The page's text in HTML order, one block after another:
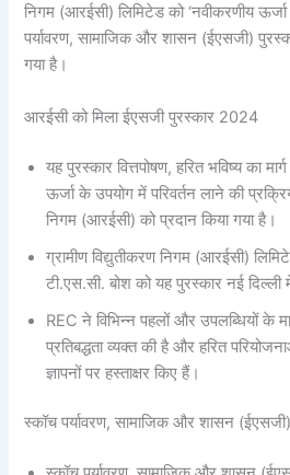
निगम (आरईसी) लिमिटेड को ‘नवीकरणीय ऊर्जा
पर्यावरण, सामाजिक और शासन (ईएसजी)
गया है।
आरईसी को मिला ईएसजी पुरस्कार 2024
यह पुरस्कार वित्तपोषण, हरित भविष्य का
ऊर्जा के उपयोग में परिवर्तन लाने की
निगम (आरईसी) को प्रदान किया गया है।
ग्रामीण विद्युतीकरण निगम (आरईसी)
टी.एस.सी. बोश को यह पुरस्कार नई दिल्ली
REC ने विभिन्न पहलों और उपलब्धियों के
प्रतिबद्धता व्यक्त की है और हरित
ज्ञापनों पर हस्ताक्षर किए हैं।
स्कॉच पर्यावरण, सामाजिक और शासन